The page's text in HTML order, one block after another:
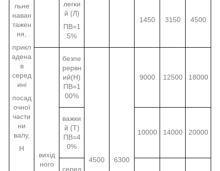
льне
наван
тажен
ня,
прикл
адена
в
серед
ині
посад
очної
части
ни
валу,
Н
легки
й (Л)
ПВ=1
5%
1450 3150 4500
вихід
ного
безпе
рервн
ий(Н)
ПВ=1
00%
4500 6300
9000 12500 18000
важки
й (Т)
ПВ=4
0%
10000 14000 20000
серед